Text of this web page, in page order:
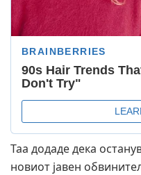
Таа додаде дека
новиот јавен